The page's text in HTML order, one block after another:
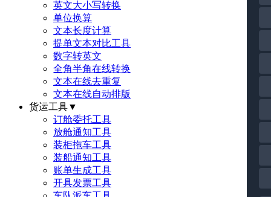
英文大小写转换
单位换算
文本长度计算
提单文本对比工具
数字转英文
全角半角在线转换
文本在线去重复
文本在线自动排版
货运工具▼
订舱委托工具
放舱通知工具
装柜拖车工具
装船通知工具
账单生成工具
开具发票工具